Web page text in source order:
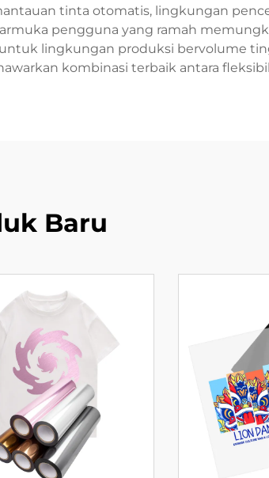
tinta otomatis, lingkungan
pengguna yang ramah
lingkungan produksi bervolume
kombinasi terbaik antara
Baru